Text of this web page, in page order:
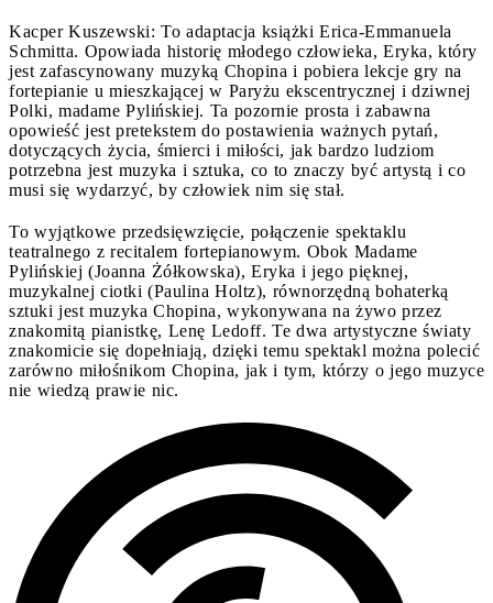
Kacper Kuszewski: To adaptacja książki Erica-Emmanuela
Schmitta. Opowiada historię młodego człowieka, Eryka, który
jest zafascynowany muzyką Chopina i pobiera lekcje gry na
fortepianie u mieszkającej w Paryżu ekscentrycznej i dziwnej
Polki, madame Pylińskiej. Ta pozornie prosta i zabawna
opowieść jest pretekstem do postawienia ważnych pytań,
dotyczących życia, śmierci i miłości, jak bardzo ludziom
potrzebna jest muzyka i sztuka, co to znaczy być artystą i co
musi się wydarzyć, by człowiek nim się stał.
To wyjątkowe przedsięwzięcie, połączenie spektaklu
teatralnego z recitalem fortepianowym. Obok Madame
Pylińskiej (Joanna Żółkowska), Eryka i jego pięknej,
muzykalnej ciotki (Paulina Holtz), równorzędną bohaterką
sztuki jest muzyka Chopina, wykonywana na żywo przez
znakomitą pianistkę, Lenę Ledoff. Te dwa artystyczne światy
znakomicie się dopełniają, dzięki temu spektakl można polecić
zarówno miłośnikom Chopina, jak i tym, którzy o jego muzyce
nie wiedzą prawie nic.